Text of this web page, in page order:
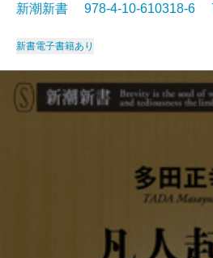
新潮新書 978-4-10-610318-6
新書電子書籍あり